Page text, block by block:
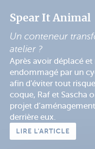
Spear It Animal
Un conteneur
atelier ?
Après avoir déplacé
endommagé par un
afin d'éviter tout
coque, Raf et Sascha
projet
derrière eux.
LIRE L'ARTICLE